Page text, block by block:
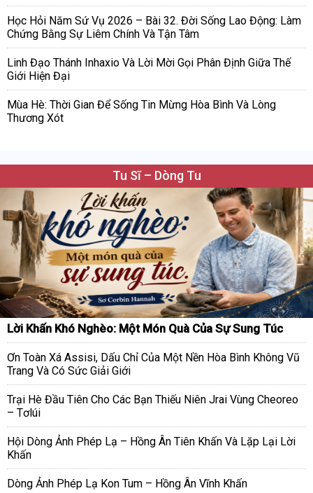
Học Hỏi Năm Sứ Vụ 2026 – Bài 32. Đời Sống Lao Động: Làm
Chứng Bằng Sự Liêm Chính Và Tận Tâm
Linh Đạo Thánh Inhaxio Và Lời Mời Gọi Phân Định Giữa Thế
Giới Hiện Đại
Mùa Hè: Thời Gian Để Sống Tin Mừng Hòa Bình Và Lòng
Thương Xót
Tu Sĩ – Dòng Tu
Lời Khấn Khó Nghèo: Một Món Quà Của Sự Sung Túc
Ơn Toàn Xá Assisi, Dấu Chỉ Của Một Nền Hòa Bình Không Vũ
Trang Và Có Sức Giải Giới
Trại Hè Đầu Tiên Cho Các Bạn Thiếu Niên Jrai Vùng Cheoreo
– Tơlúi
Hội Dòng Ảnh Phép Lạ – Hồng Ân Tiên Khấn Và Lặp Lại Lời
Khấn
Dòng Ảnh Phép Lạ Kon Tum – Hồng Ân Vĩnh Khấn